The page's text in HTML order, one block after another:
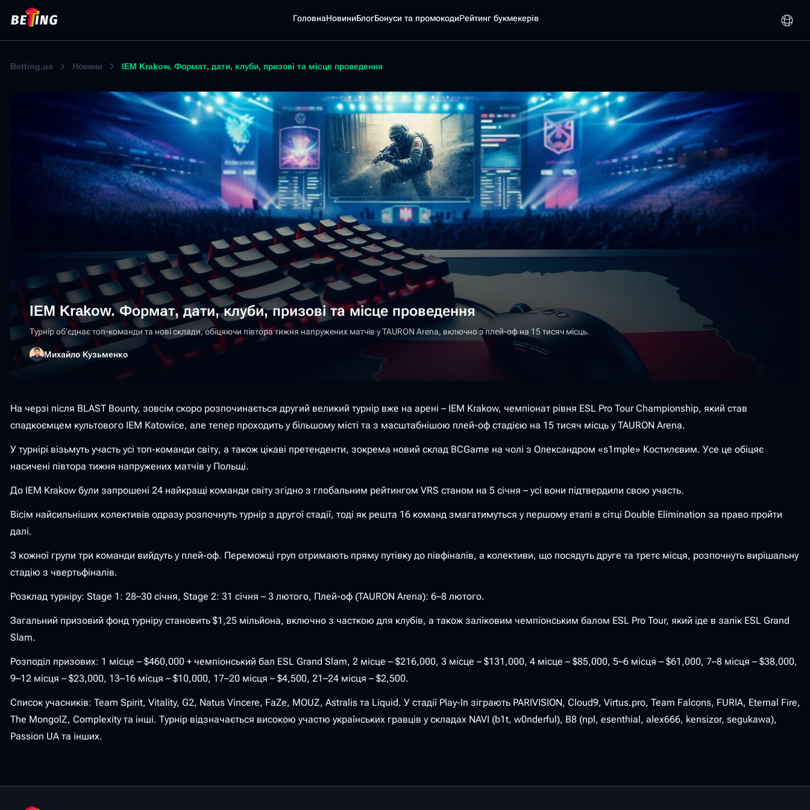
ГоловнаНовиниБлогБонуси та промокодиPейтинг букмекерів
Betting.ua Новини IEM Krakow. Формат, дати, клуби, призові та місце проведення
IEM Krakow. Формат, дати, клуби, призові та місце проведення
Турнір об’єднає топ-команди та нові склади, обіцяючи півтора тижня напружених матчів у TAURON Arena, включно з плей-оф на 15 тисяч місць.
Михайло Кузьменко
На черзі після BLAST Bounty, зовсім скоро розпочинається другий великий турнір вже на арені – IEM Krakow, чемпіонат рівня ESL Pro Tour Championship, який став
спадкоємцем культового IEM Katowice, але тепер проходить у більшому місті та з масштабнішою плей-оф стадією на 15 тисяч місць у TAURON Arena.
У турнірі візьмуть участь усі топ-команди світу, а також цікаві претенденти, зокрема новий склад BCGame на чолі з Олександром «s1mple» Костилєвим. Усе це обіцяє
насичені півтора тижня напружених матчів у Польщі.
До IEM Krakow були запрошені 24 найкращі команди світу згідно з глобальним рейтингом VRS станом на 5 січня – усі вони підтвердили свою участь.
Вісім найсильніших колективів одразу розпочнуть турнір з другої стадії, тоді як решта 16 команд змагатимуться у першому етапі в сітці Double Elimination за право пройти
далі.
З кожної групи три команди вийдуть у плей-оф. Переможці груп отримають пряму путівку до півфіналів, а колективи, що посядуть друге та третє місця, розпочнуть вирішальну
стадію з чвертьфіналів.
Розклад турніру: Stage 1: 28–30 січня, Stage 2: 31 січня – 3 лютого, Плей-оф (TAURON Arena): 6–8 лютого.
Загальний призовий фонд турніру становить $1,25 мільйона, включно з часткою для клубів, а також заліковим чемпіонським балом ESL Pro Tour, який іде в залік ESL Grand
Slam.
Розподіл призових: 1 місце – $460,000 + чемпіонський бал ESL Grand Slam, 2 місце – $216,000, 3 місце – $131,000, 4 місце – $85,000, 5–6 місця – $61,000, 7–8 місця – $38,000,
9–12 місця – $23,000, 13–16 місця – $10,000, 17–20 місця – $4,500, 21–24 місця – $2,500.
Список учасників: Team Spirit, Vitality, G2, Natus Vincere, FaZe, MOUZ, Astralis та Liquid. У стадії Play-In зіграють PARIVISION, Cloud9, Virtus.pro, Team Falcons, FURIA, Eternal Fire,
The MongolZ, Complexity та інші. Турнір відзначається високою участю українських гравців у складах NAVI (b1t, w0nderful), B8 (npl, esenthial, alex666, kensizor, segukawa),
Passion UA та інших.